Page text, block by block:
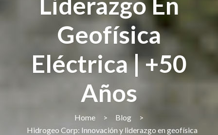
Geofísica
Eléctrica | +50
Años
Home > Blog
>
Hidrogeo Corp: Innovación y liderazgo en geofísica